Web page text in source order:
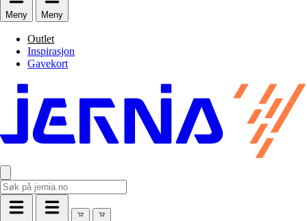
Meny Meny
Outlet
Inspirasjon
Gavekort